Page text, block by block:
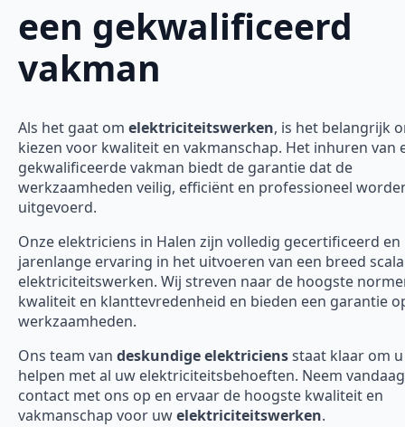
een gekwalificeerd
vakman
Als het gaat om elektriciteitswerken, is het belangrijk
kiezen voor kwaliteit en vakmanschap. Het inhuren van
gekwalificeerde vakman biedt de garantie dat de
werkzaamheden veilig, efficiënt en professioneel
uitgevoerd.
Onze elektriciens in Halen zijn volledig gecertificeerd
jarenlange ervaring in het uitvoeren van een breed
elektriciteitswerken. Wij streven naar de hoogste
kwaliteit en klanttevredenheid en bieden een garantie
werkzaamheden.
Ons team van deskundige elektriciensstaat klaar om
helpen met al uw elektriciteitsbehoeften. Neem
contact met ons op en ervaar de hoogste kwaliteit en
vakmanschap voor uwelektriciteitswerken.